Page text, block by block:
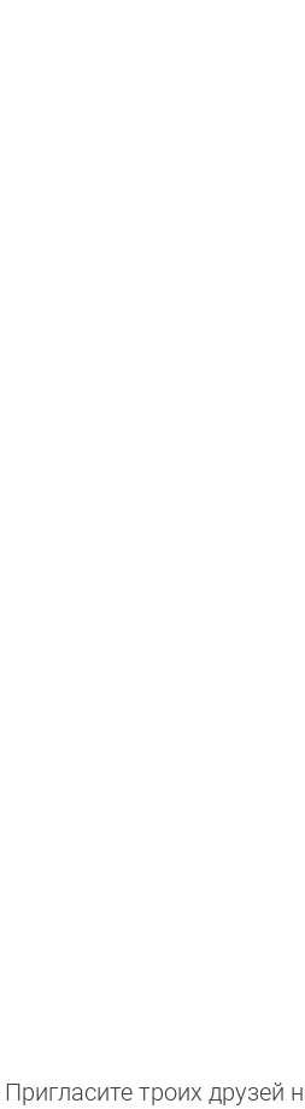
Пригласите троих друзей